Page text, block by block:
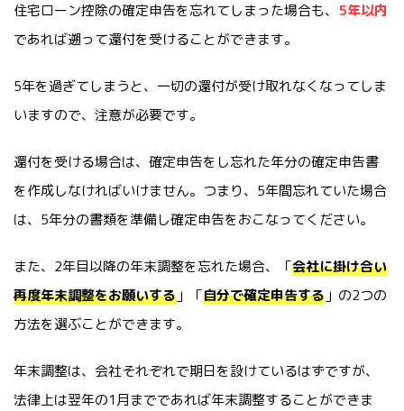
住宅ローン控除の確定申告を忘れてしまった場合も、 5年以内
であれば遡って還付を受けることができます。
5年を過ぎてしまうと、一切の還付が受け取れなくなってしま
いますので、注意が必要です。
還付を受ける場合は、確定申告をし忘れた年分の確定申告書
を作成しなければいけません。つまり、5年間忘れていた場合
は、5年分の書類を準備し確定申告をおこなってください。
また、2年目以降の年末調整を忘れた場合、「会社に掛け合い
再度年末調整をお願いする 」「自分で確定申告する 」の2つの
方法を選ぶことができます。
年末調整は、会社それぞれで期日を設けているはずですが、
法律上は翌年の1月までであれば年末調整することができま